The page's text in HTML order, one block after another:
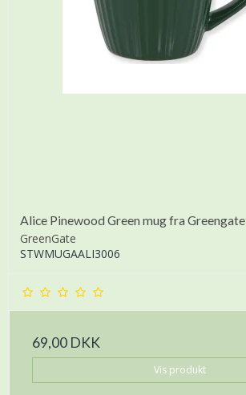
Alice Pinewood Green mug fra Greengate
GreenGate
STWMUGAALI3006
69,00 DKK
Vis produkt